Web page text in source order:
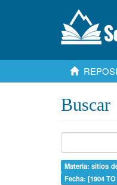
Buscar
Materia: sitios
Fecha: [1904